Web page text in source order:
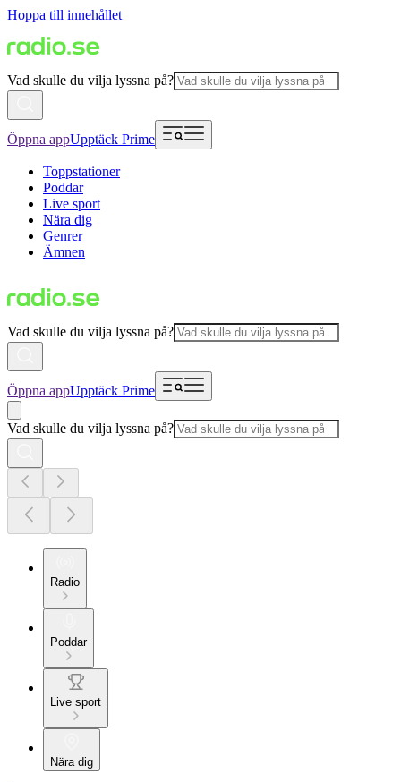
Hoppa till innehållet
Vad skulle du vilja lyssna på?
Öppna appUpptäck Prime
Toppstationer
Poddar
Live sport
Nära dig
Genrer
Ämnen
Vad skulle du vilja lyssna på?
Öppna appUpptäck Prime
Vad skulle du vilja lyssna på?
Radio
Poddar
Live sport
Nära dig